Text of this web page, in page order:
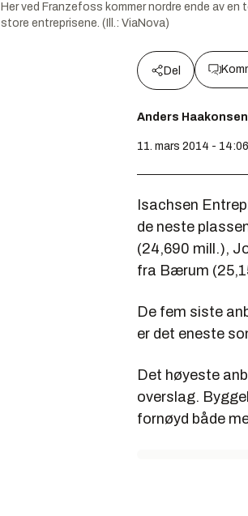
Her ved Franzefoss kommer nordre ende av
store entreprisene. (Ill.: ViaNova)
Del
Anders Haakonsen
11. mars 2014 - 14:06
Isachsen
de neste
(24,690 mill.),
fra Bærum
De fem siste
er det eneste
Det høyeste
overslag.
fornøyd både